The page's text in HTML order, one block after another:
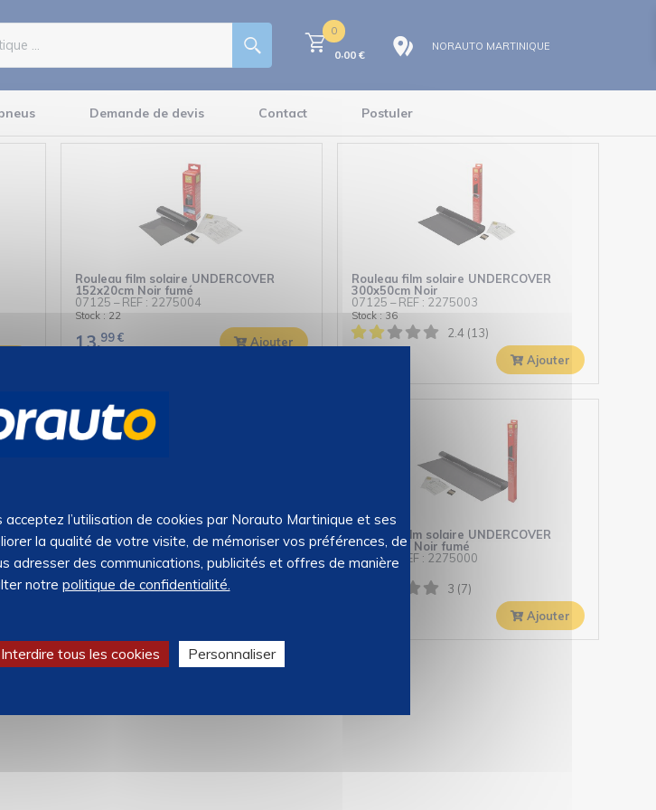
0
0,00 €
NORAUTO MARTINIQUE
Demande de devis Contact Postuler
Rouleau film solaire UNDERCOVER
152x20cm Noir fumé
07125 –REF : 2275004
Stock : 22
13,99 € Ajouter
Rouleau film solaire UNDERCOVER
300x50cm Noir
07125 –REF : 2275003
Stock : 36
2.4 (13)
Ajouter
Rouleau film solaire UNDERCOVER
300x76cm Noir
07125–REF : 2275001
Stock : 26
2.4 (16)
Rouleau film solaire UNDERCOVER
300x76cm Noir fumé
07125– REF : 2275000
Stock : 22
3 (7)
Ajouter
l’utilisation de cookies par Norauto Martinique et ses
la qualité de votre visite, de mémoriser vos préférences, de
adresser des communications, publicités et offres de manière
notre politique de confidentialité.
tous les cookies Personnaliser